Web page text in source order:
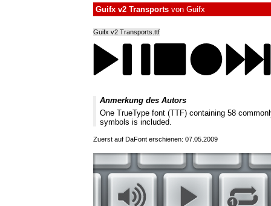
Guifx v2 Transports von Guifx
Guifx v2 Transports.ttf
Anmerkung des Autors
One TrueType font (TTF) containing 58
symbols is included.
Zuerst auf DaFont erschienen: 07.05.2009